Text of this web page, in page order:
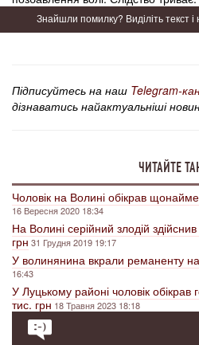
Знайшли помилку? Виділіть текст і
Підписуйтесь на наш Telegram-
дізнаватись найактуальніші
ЧИТАЙТЕ
Чоловік на Волині обікрав
16 Вересня 2020 18:34
На Волині серійний злодій
грн31 Грудня 2019 19:17
У волинянина вкрали реманенту
16:43
У Луцькому районі чоловік
тис. грн 18 Травня 2023 18:18